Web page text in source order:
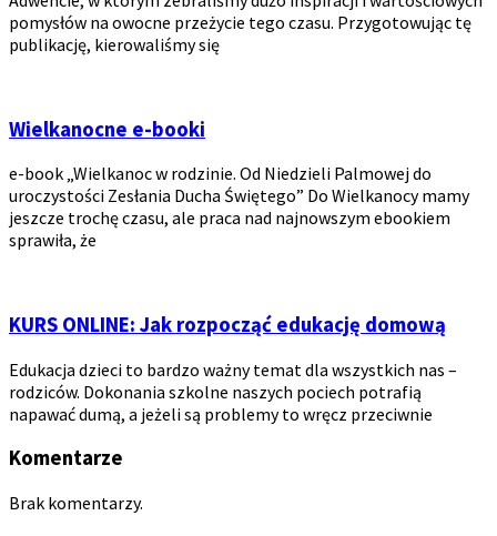
pomysłów na owocne przeżycie tego czasu. Przygotowując tę
publikację, kierowaliśmy się
Wielkanocne e-booki
e-book „Wielkanoc w rodzinie. Od Niedzieli Palmowej do
uroczystości Zesłania Ducha Świętego” Do Wielkanocy mamy
jeszcze trochę czasu, ale praca nad najnowszym ebookiem
sprawiła, że
KURS ONLINE: Jak rozpocząć edukację domową
Edukacja dzieci to bardzo ważny temat dla wszystkich nas –
rodziców. Dokonania szkolne naszych pociech potrafią
napawać dumą, a jeżeli są problemy to wręcz przeciwnie
Komentarze
Brak komentarzy.